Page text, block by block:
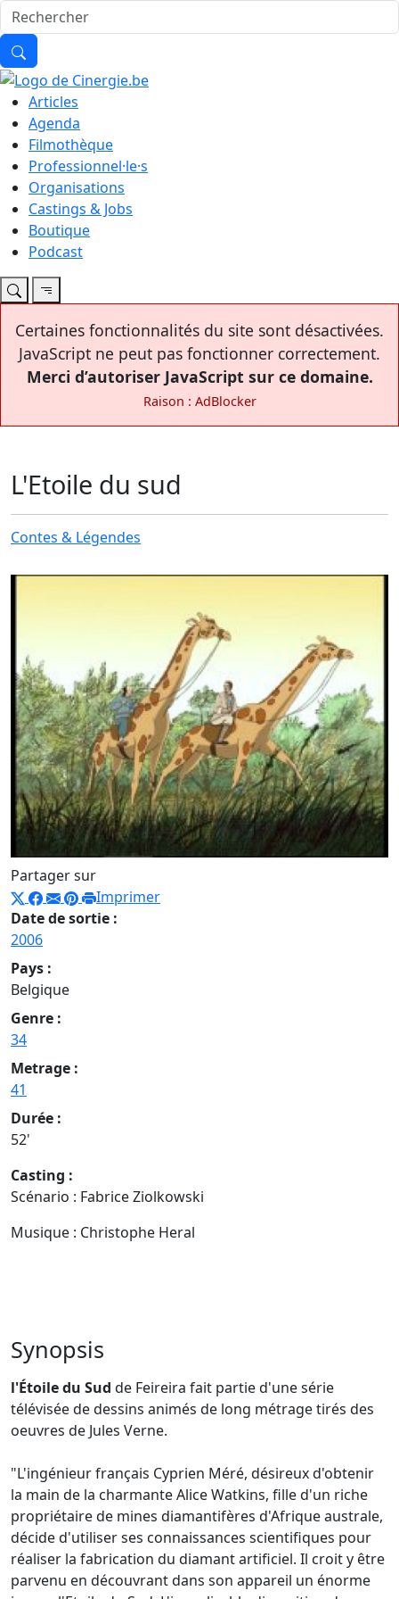
Articles
Agenda
Filmothèque
Professionnel·le·s
Organisations
Castings & Jobs
Boutique
Podcast
Certaines fonctionnalités du site sont désactivées.
JavaScript ne peut pas fonctionner correctement.
Merci d’autoriser JavaScript sur ce domaine.
Raison : AdBlocker
L'Etoile du sud
Contes & Légendes
Partager sur
Imprimer
Date de sortie :
2006
Pays :
Belgique
Genre :
34
Metrage :
41
Durée :
52'
Casting :
Scénario : Fabrice Ziolkowski
Musique : Christophe Heral
Synopsis
l'Étoile du Sud de Feireira fait partie d'une série
télévisée de dessins animés de long métrage tirés des
oeuvres de Jules Verne.
"L'ingénieur français Cyprien Méré, désireux d'obtenir
la main de la charmante Alice Watkins, fille d'un riche
propriétaire de mines diamantifères d'Afrique australe,
décide d'utiliser ses connaissances scientifiques pour
réaliser la fabrication du diamant artificiel. Il croit y être
parvenu en découvrant dans son appareil un énorme